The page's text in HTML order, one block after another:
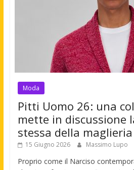
Moda
Pitti Uomo 26: una
mette in discussione
stessa della maglieria
15 Giugno 2026 Massimo Lupo
Proprio come il Narciso